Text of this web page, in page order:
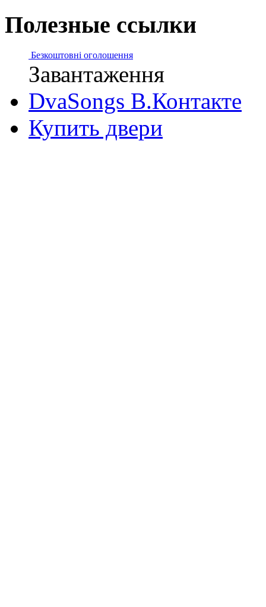
Полезные ссылки
Безкоштовні оголошення
Завантаження
DvaSongs В.Контакте
Купить двери